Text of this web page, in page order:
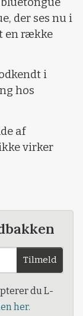
der ses nu i
en række
i
hos
af
virker
Tilmeld
du L-
her.